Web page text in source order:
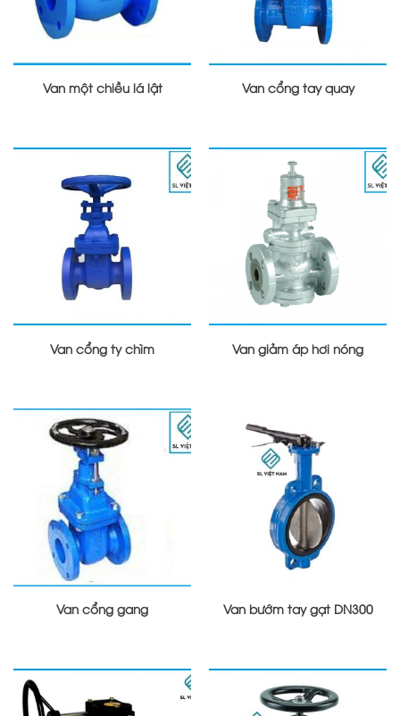
Van một chiều lá lật Van cổng tay quay
Van cổng ty chìm Van giảm áp hơi nóng
Van cổng gang Van bướm tay gạt DN300